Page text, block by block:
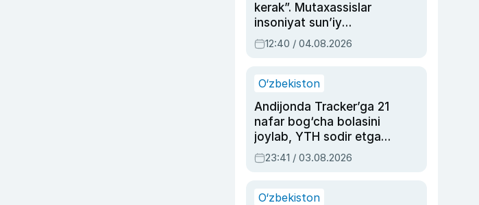
kerak”. Mutaxassislar
insoniyat sun’iy
intellektni boshqara
olmay qolishidan xavotir
12:40 / 04.08.2026
O‘zbekiston
Andijonda Tracker’ga 21
nafar bog‘cha bolasini
joylab, YTH sodir etgan
ayolga sud hukmi o‘qildi
23:41 / 03.08.2026
O‘zbekiston